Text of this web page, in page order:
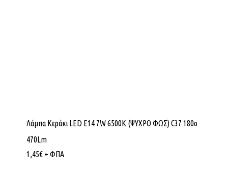
Λάμπα Κεράκι LED E14 7W 6500K (ΨΥΧΡΟ ΦΩΣ) C37 180o
470Lm
1,45€ + ΦΠΑ